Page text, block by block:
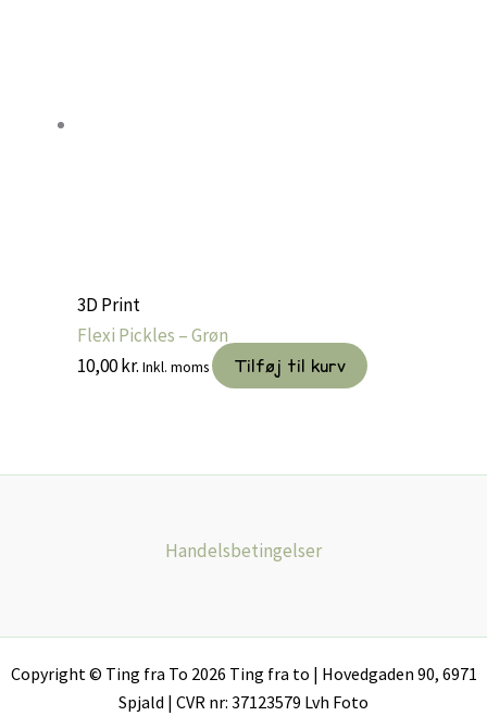
3D Print
Flexi Pickles – Grøn
10,00kr. Inkl. moms Tilføj til kurv
Handelsbetingelser
Copyright © Ting fra To 2026 Ting fra to | Hovedgaden 90, 6971
Spjald | CVR nr: 37123579 Lvh Foto